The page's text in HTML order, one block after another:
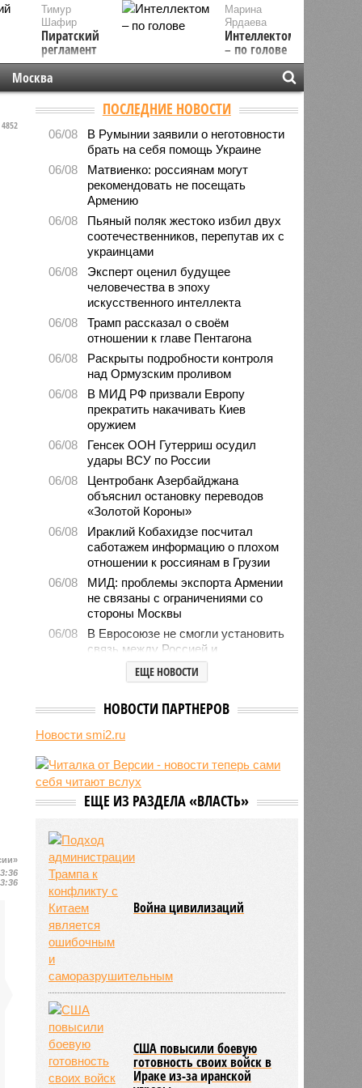
Марина
Ярдаева
Интеллектом
– по голове
Тимур
Шафир
Пиратский
регламент
Москва
4852
ПОСЛЕДНИЕ НОВОСТИ
06/08
В Румынии заявили о неготовности
брать на себя помощь Украине
06/08
Матвиенко: россиянам могут
рекомендовать не посещать
Армению
06/08
Пьяный поляк жестоко избил двух
соотечественников, перепутав их с
украинцами
06/08
Эксперт оценил будущее
человечества в эпоху
искусственного интеллекта
06/08
Трамп рассказал о своём
отношении к главе Пентагона
06/08
Раскрыты подробности контроля
над Ормузским проливом
06/08
В МИД РФ призвали Европу
прекратить накачивать Киев
оружием
06/08
Генсек ООН Гутерриш осудил
удары ВСУ по России
06/08
Центробанк Азербайджана
объяснил остановку переводов
«Золотой Короны»
06/08
Ираклий Кобахидзе посчитал
саботажем информацию о плохом
отношении к россиянам в Грузии
06/08
МИД: проблемы экспорта Армении
не связаны с ограничениями со
стороны Москвы
06/08
В Евросоюзе не смогли установить
связь между Россией и
миграционным кризисом в Сеуте
Ямпольская объяснила причины
ведущие вузы страны
06/08
Euractiv: закрытие границы с
экономики Финляндии
06/08
Минобрнауки осенью примет
решение о правилах приёма на
ЕЩЕ НОВОСТИ
НОВОСТИ ПАРТНЕРОВ
Новости smi2.ru
ЕЩЕ ИЗ РАЗДЕЛА «ВЛАСТЬ»
Война цивилизаций
США повысили боевую
готовность своих войск в
Ираке из-за иранской